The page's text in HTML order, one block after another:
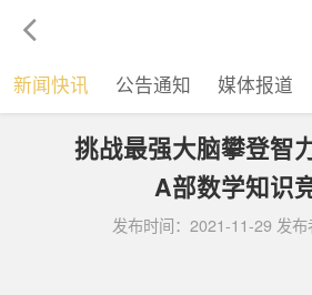
新闻快讯 公告通知 媒体报道
挑战最强大脑攀登智
A部数学知识
发布时间：2021-11-29 发布